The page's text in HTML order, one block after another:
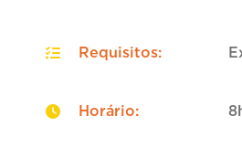
Requisitos:
Horário: